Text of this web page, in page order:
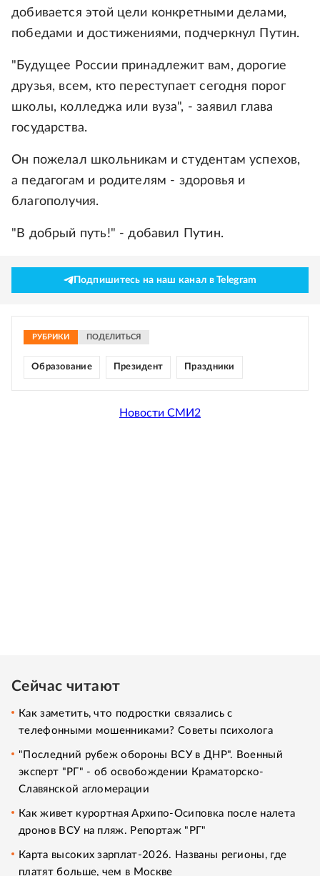
добивается этой цели конкретными делами,
победами и достижениями, подчеркнул Путин.
"Будущее России принадлежит вам, дорогие
друзья, всем, кто переступает сегодня порог
школы, колледжа или вуза", - заявил глава
государства.
Он пожелал школьникам и студентам успехов,
а педагогам и родителям - здоровья и
благополучия.
"В добрый путь!" - добавил Путин.
Подпишитесь на наш канал в Telegram
РУБРИКИ ПОДЕЛИТЬСЯ
Образование Президент Праздники
Новости СМИ2
Сейчас читают
Как заметить, что подростки связались с
телефонными мошенниками? Советы психолога
"Последний рубеж обороны ВСУ в ДНР". Военный
эксперт "РГ" - об освобождении Краматорско-
Славянской агломерации
Как живет курортная Архипо-Осиповка после налета
дронов ВСУ на пляж. Репортаж "РГ"
Карта высоких зарплат-2026. Названы регионы, где
платят больше, чем в Москве